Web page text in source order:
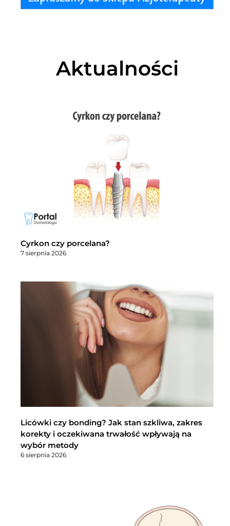
Aktualności
Cyrkon czy porcelana?
7 sierpnia 2026
Licówki czy bonding? Jak stan szkliwa, zakres
korekty i oczekiwana trwałość wpływają na
wybór metody
6 sierpnia 2026